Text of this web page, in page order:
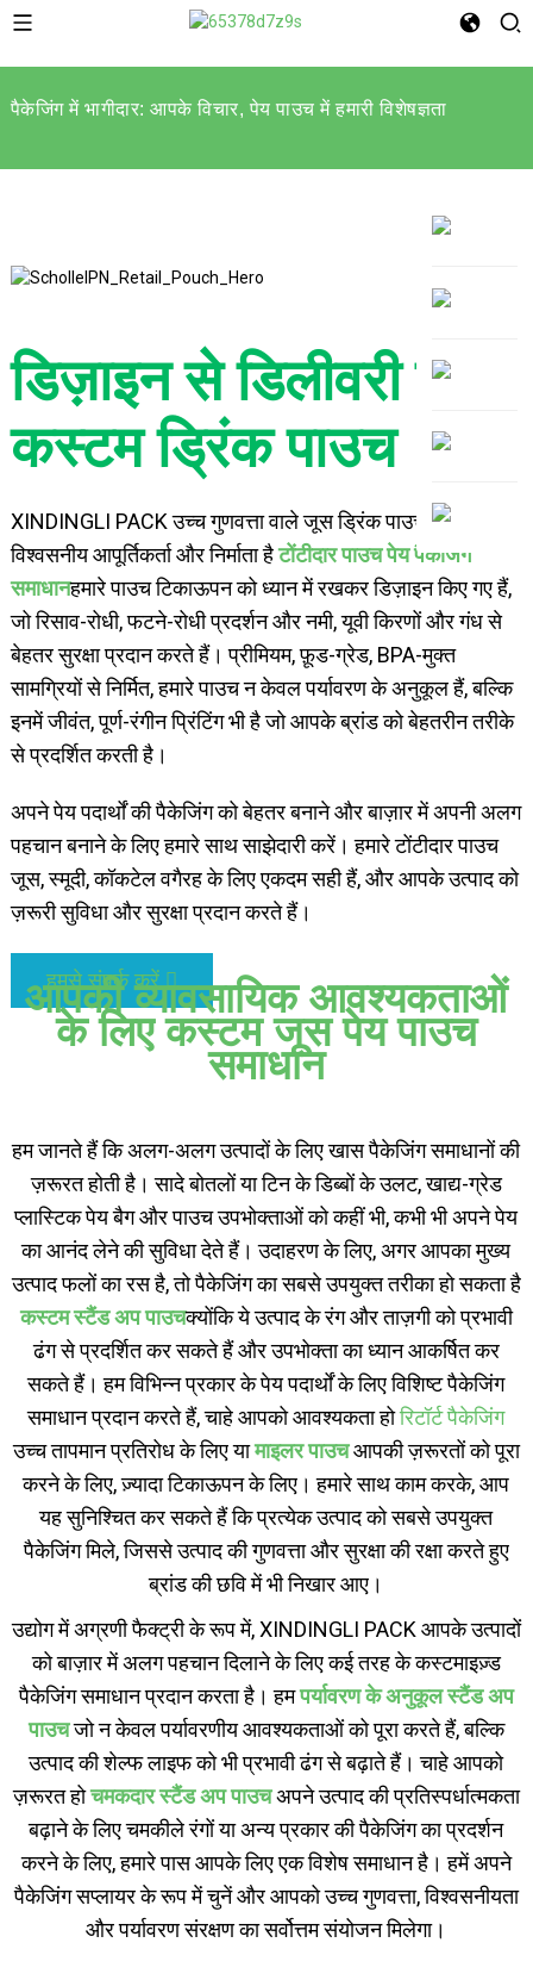
पैकेजिंग में भागीदार: आपके विचार, पेय पाउच में हमारी विशेषज्ञता
डिज़ाइन से डिलीवरी तक:
कस्टम ड्रिंक पाउच
XINDINGLI PACK उच्च गुणवत्ता वाले जूस ड्रिंक पाउच का एक
विश्वसनीय आपूर्तिकर्ता और निर्माता हैटोंटीदार पाउच पेय पैकेजिंग
समाधानहमारे पाउच टिकाऊपन को ध्यान में रखकर डिज़ाइन किए गए हैं,
जो रिसाव-रोधी, फटने-रोधी प्रदर्शन और नमी, यूवी किरणों और गंध से
बेहतर सुरक्षा प्रदान करते हैं। प्रीमियम, फ़ूड-ग्रेड, BPA-मुक्त
सामग्रियों से निर्मित, हमारे पाउच न केवल पर्यावरण के अनुकूल हैं, बल्कि
इनमें जीवंत, पूर्ण-रंगीन प्रिंटिंग भी है जो आपके ब्रांड को बेहतरीन तरीके
से प्रदर्शित करती है।
अपने पेय पदार्थों की पैकेजिंग को बेहतर बनाने और बाज़ार में अपनी अलग
पहचान बनाने के लिए हमारे साथ साझेदारी करें। हमारे टोंटीदार पाउच
जूस, स्मूदी, कॉकटेल वगैरह के लिए एकदम सही हैं, और आपके उत्पाद को
ज़रूरी सुविधा और सुरक्षा प्रदान करते हैं।
हमसे संपर्क करें
आपकी व्यावसायिक आवश्यकताओं
के लिए कस्टम जूस पेय पाउच
समाधान
हम जानते हैं कि अलग-अलग उत्पादों के लिए खास पैकेजिंग समाधानों की
ज़रूरत होती है। सादे बोतलों या टिन के डिब्बों के उलट, खाद्य-ग्रेड
प्लास्टिक पेय बैग और पाउच उपभोक्ताओं को कहीं भी, कभी भी अपने पेय
का आनंद लेने की सुविधा देते हैं। उदाहरण के लिए, अगर आपका मुख्य
उत्पाद फलों का रस है, तो पैकेजिंग का सबसे उपयुक्त तरीका हो सकता है
कस्टम स्टैंड अप पाउचक्योंकि ये उत्पाद के रंग और ताज़गी को प्रभावी
ढंग से प्रदर्शित कर सकते हैं और उपभोक्ता का ध्यान आकर्षित कर
सकते हैं। हम विभिन्न प्रकार के पेय पदार्थों के लिए विशिष्ट पैकेजिंग
समाधान प्रदान करते हैं, चाहे आपको आवश्यकता होरिटॉर्ट पैकेजिंग
उच्च तापमान प्रतिरोध के लिए यामाइलर पाउचआपकी ज़रूरतों को पूरा
करने के लिए, ज़्यादा टिकाऊपन के लिए। हमारे साथ काम करके, आप
यह सुनिश्चित कर सकते हैं कि प्रत्येक उत्पाद को सबसे उपयुक्त
पैकेजिंग मिले, जिससे उत्पाद की गुणवत्ता और सुरक्षा की रक्षा करते हुए
ब्रांड की छवि में भी निखार आए।
उद्योग में अग्रणी फैक्ट्री के रूप में, XINDINGLI PACK आपके उत्पादों
को बाज़ार में अलग पहचान दिलाने के लिए कई तरह के कस्टमाइज़्ड
पैकेजिंग समाधान प्रदान करता है। हमपर्यावरण के अनुकूल स्टैंड अप
पाउचजो न केवल पर्यावरणीय आवश्यकताओं को पूरा करते हैं, बल्कि
उत्पाद की शेल्फ लाइफ को भी प्रभावी ढंग से बढ़ाते हैं। चाहे आपको
ज़रूरत होचमकदार स्टैंड अप पाउचअपने उत्पाद की प्रतिस्पर्धात्मकता
बढ़ाने के लिए चमकीले रंगों या अन्य प्रकार की पैकेजिंग का प्रदर्शन
करने के लिए, हमारे पास आपके लिए एक विशेष समाधान है। हमें अपने
पैकेजिंग सप्लायर के रूप में चुनें और आपको उच्च गुणवत्ता, विश्वसनीयता
और पर्यावरण संरक्षण का सर्वोत्तम संयोजन मिलेगा।